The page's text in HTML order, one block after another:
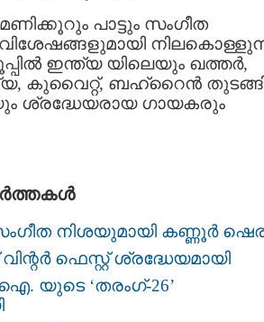
പാട്ടും സംഗീത
ഇന്ത്യ യിലെയും ഖത്തര്‍,
കുവൈറ്റ്‌, ബഹ്‌റൈന്‍
ശ്രദ്ധേയരായ ഗായകരും
നിശയുമായി കണ്ണൂർ
ഫെസ്റ്റ് ശ്രദ്ധേയമായി
യുടെ ‘തരംഗ്-26’